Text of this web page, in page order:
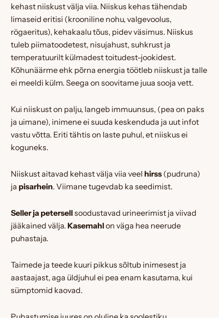
kehast niiskust välja viia. Niiskus kehas tähendab
limaseid eritisi (krooniline nohu, valgevoolus,
rögaeritus), kehakaalu tõus, pidev väsimus. Niiskus
tuleb piimatoodetest, nisujahust, suhkrust ja
temperatuurilt külmadest toitudest-jookidest.
Kõhunäärme ehk põrna energia töötleb niiskust ja talle
ei meeldi külm. Seega on soovitame juua sooja vett.
Kui niiskust on palju, langeb immuunsus, (pea on paks
ja uimane), inimene ei suuda keskenduda ja uut infot
vastu võtta. Eriti tähtis on laste puhul, et niiskus ei
koguneks.
Niiskust aitavad kehast välja viia veel hirss(pudruna)
ja pisarhein. Viimane tugevdab ka seedimist.
Seller ja petersellsoodustavad urineerimist ja viivad
jääkained välja.Kasemahlon väga hea neerude
puhastaja.
Taimede ja teede kuuri pikkus sõltub inimesest ja
aastaajast, aga üldjuhul ei pea enam kasutama, kui
sümptomid kaovad.